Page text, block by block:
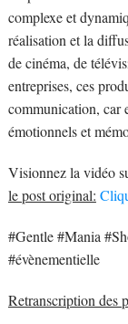
complexe et
réalisation et la
de cinéma, de
entreprises, ces
communication, car
émotionnels et
Visionnez la vidéo
le post original:
#Gentle #Mania
#évènementielle
Retranscription des